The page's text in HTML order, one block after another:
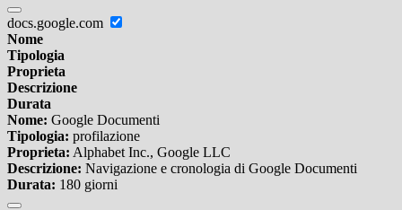
docs.google.com
Nome
Tipologia
Proprieta
Descrizione
Durata
Nome: Google Documenti
Tipologia: profilazione
Proprieta: Alphabet Inc., Google LLC
Descrizione: Navigazione e cronologia di Google Documenti
Durata: 180 giorni